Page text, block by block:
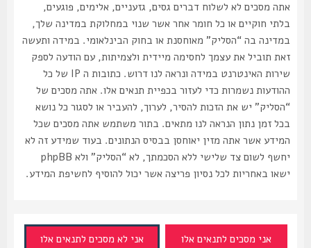
אתה מסכים לא לשלוח דברים גסים, גזעניים, אלימים, פוגעים,
בלתי חוקיים או כל חומר אחר אשר שנוי במחלוקת במדינה שלך,
במדינה בה “הסליק” מאוחסנת או בחוק הבינלאומי. במידה ותעשה
זאת תוביל את עצמך לחסימה מיידית ולצמיתות, עם הודעה לספק
שירות האינטרנט במידה ונראה לנו דרוש. כתובות ה IP של כל
ההודעות נשמרות כדי לעזור בכפיית תנאים אלו. אתה מסכים של
“הסליק” יש את הזכות להסיר, לערוך, להעביר או לסגור כל נושא
בכל זמן נתון הנראה לנו מתאים. בתור משתמש אתה מסכים שכל
המידע אשר אתה מזין יאוחסן בבסיס הנתונים. בעוד שמידע זה לא
יחשף לשום צד שלישי ללא הסכמתך, לא “הסליק” ולא phpBB
ישאו באחריות לכל נסיון פריצה אשר יכול להוסיף לחשיפת המידע.